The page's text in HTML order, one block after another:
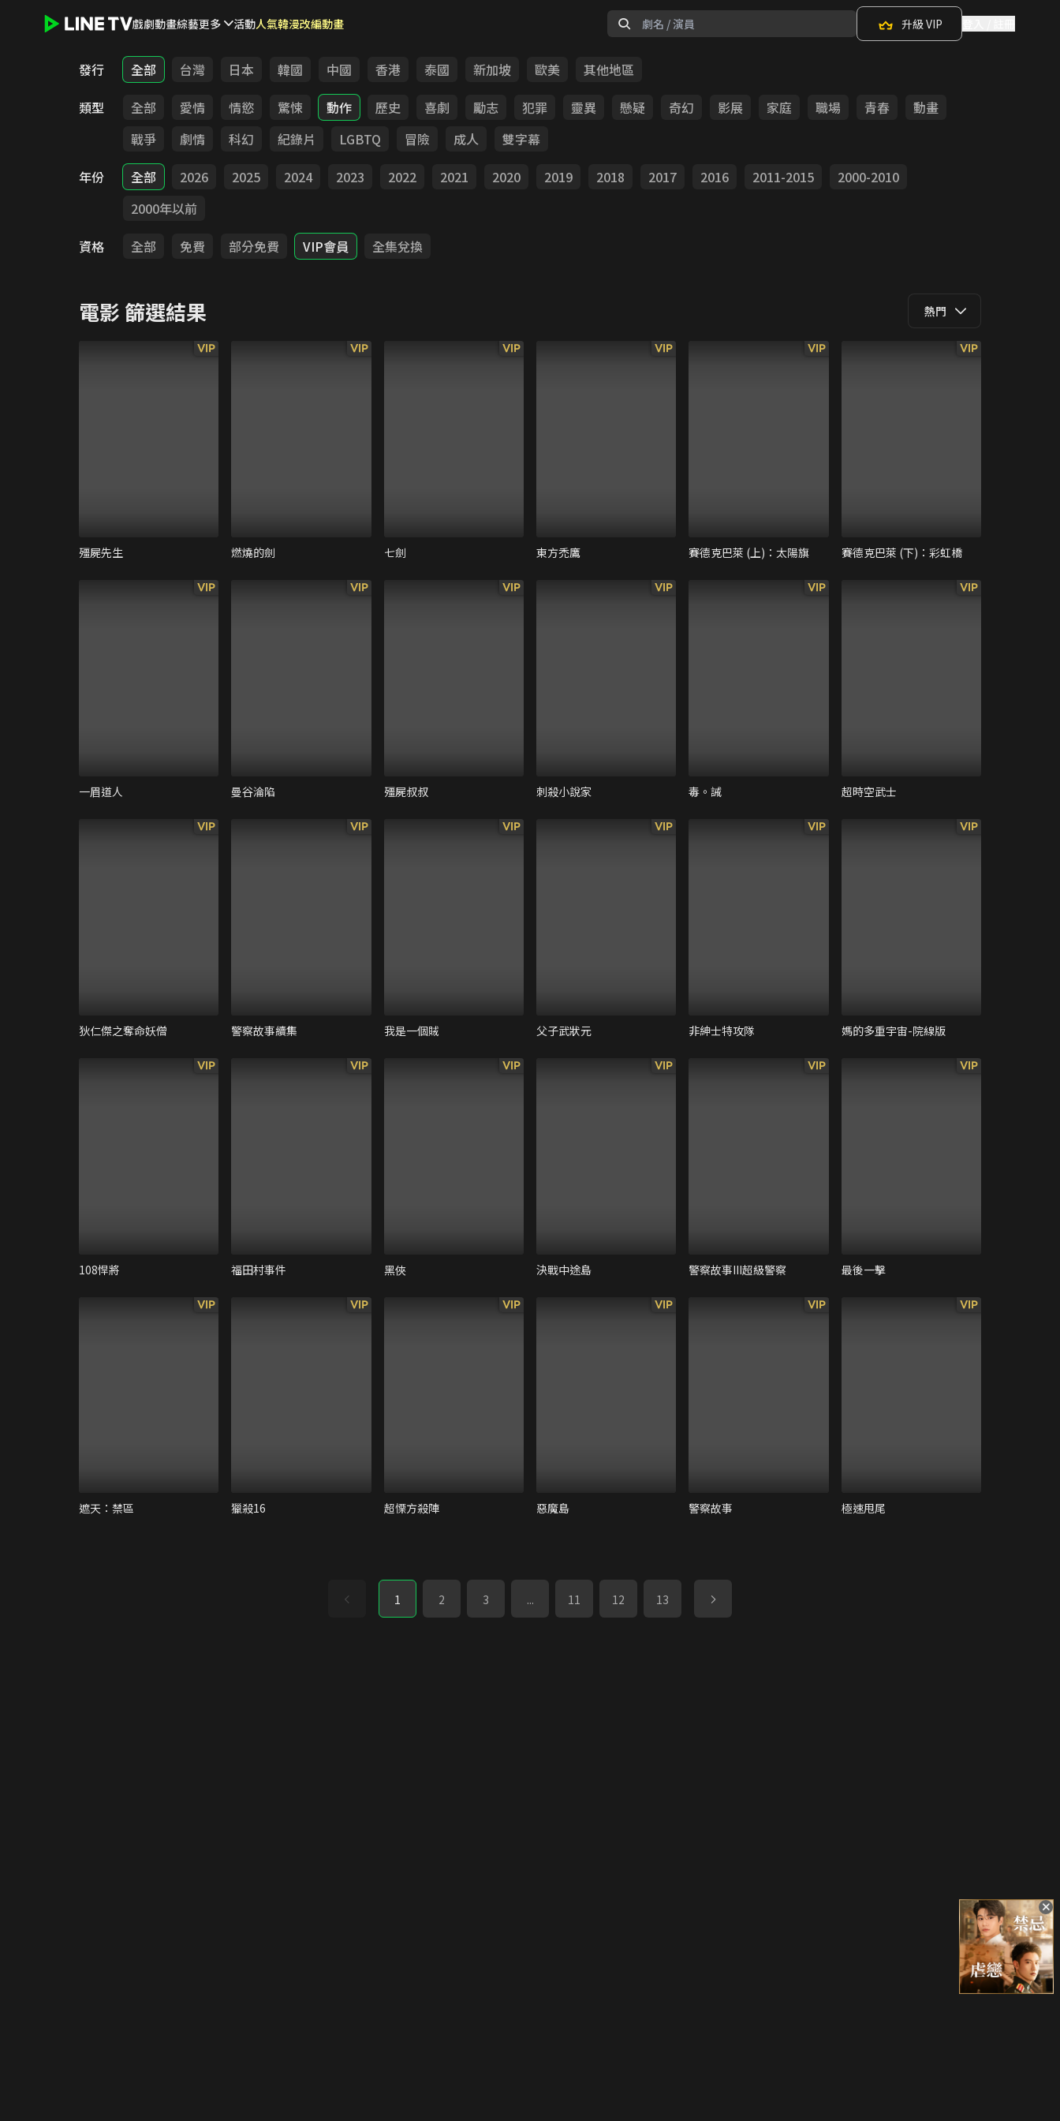
戲劇動畫綜藝更多 活動人氣韓漫改編動畫 升級 VIP
發行 全部 台灣 日本 韓國 中國 香港 泰國 新加坡 歐美
其他地區
類型
全部 愛情 情慾 驚悚 動作 歷史 喜劇 勵志 犯罪 靈異 懸疑 奇幻 影展 家庭 職場 青春
動畫
戰爭
劇情 科幻 紀錄片 LGBTQ 冒險 成人
雙字幕
年份
全部 2026 2025 2024 2023 2022 2021 2020 2019 2018 2017 2016 2011-2015
2000-2010
2000年以前
資格
全部 免費 部分免費 VIP會員 全集兌換
電影 篩選結果 熱門
VIP
殭屍先生
VIP
燃燒的劍
VIP
七劍
VIP
東方禿鷹
VIP
賽德克巴萊 (上)：太陽旗
VIP
賽德克巴萊 (下)：彩虹橋
VIP
一眉道人
VIP
曼谷淪陷
VIP
殭屍叔叔
VIP
刺殺小說家
VIP
毒。誡
VIP
超時空武士
VIP
狄仁傑之奪命妖僧
VIP
警察故事續集
VIP
我是一個賊
VIP
父子武狀元
VIP
非紳士特攻隊
VIP
媽的多重宇宙-院線版
VIP
108悍將
VIP
福田村事件
VIP
黑俠
VIP
決戰中途島
VIP
警察故事III超級警察
VIP
最後一擊
VIP
遮天：禁區
VIP
獵殺16
VIP
超慄方殺陣
VIP
惡魔島
VIP
警察故事
VIP
極速甩尾
1 2 3 ... 11 12 13